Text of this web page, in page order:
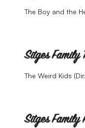
The Boy and the
Sitges Family
The Weird Kids
Sitges Family